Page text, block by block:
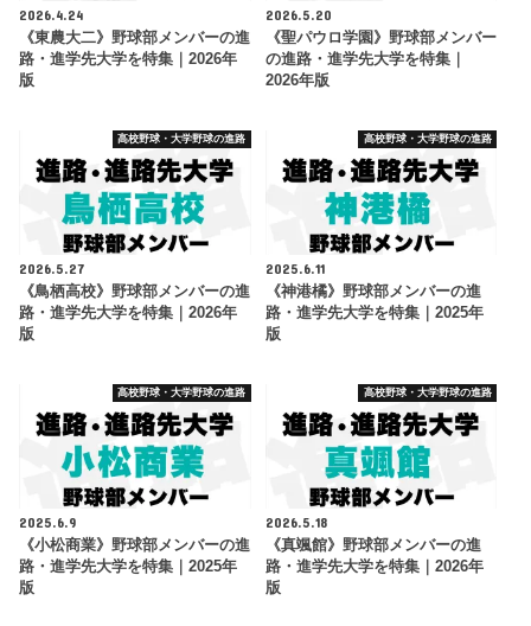
2026.4.24
《東農大二》野球部メンバーの進
路・進学先大学を特集｜2026年
版
2026.5.20
《聖パウロ学園》野球部メンバー
の進路・進学先大学を特集｜
2026年版
高校野球・大学野球の進路
2026.5.27
《鳥栖高校》野球部メンバーの進
路・進学先大学を特集｜2026年
版
高校野球・大学野球の進路
2025.6.11
《神港橘》野球部メンバーの進
路・進学先大学を特集｜2025年
版
高校野球・大学野球の進路
2025.6.9
《小松商業》野球部メンバーの進
路・進学先大学を特集｜2025年
版
高校野球・大学野球の進路
2026.5.18
《真颯館》野球部メンバーの進
路・進学先大学を特集｜2026年
版